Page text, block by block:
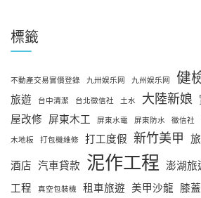
標籤
不動產交易實價登錄 九卅娱乐网 九州娱乐网 健
旅遊
台中清潔 台北徵信社 土水 大陸新娘
屋改修 屏東木工 屏東水電 屏東防水 徵信社
木地板
打包機維修 打工度假 新竹美甲
酒店 汽車貸款 泥作工程 澎湖旅
工程
真空包裝機 租車旅遊 美甲沙龍 膝